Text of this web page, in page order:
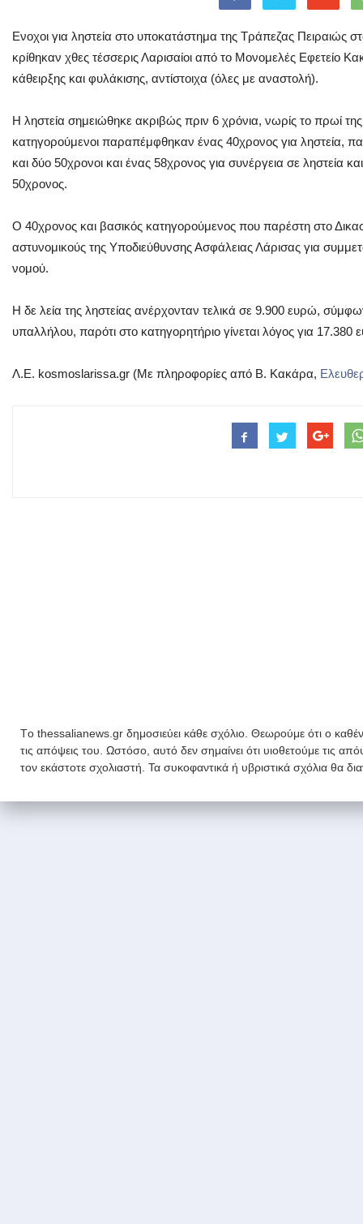
Eνοχοι για ληστεία στο υποκατάστημα της Τράπεζας
κρίθηκαν χθες τέσσερις Λαρισαίοι από το Μονομελές Εφετείο
κάθειρξης και φυλάκισης, αντίστοιχα (όλες με αναστολή).
Η ληστεία σημειώθηκε ακριβώς πριν 6 χρόνια, νωρίς το πρωί
κατηγορούμενοι παραπέμφθηκαν ένας 40χρονος για ληστεία,
και δύο 50χρονοι και ένας 58χρονος για συνέργεια σε ληστεία
50χρονος.
Ο 40χρονος και βασικός κατηγορούμενος που παρέστη στο
αστυνομικούς της Υποδιεύθυνσης Ασφάλειας Λάρισας για
νομού.
Η δε λεία της ληστείας ανέρχονταν τελικά σε 9.900 ευρώ,
υπαλλήλου, παρότι στο κατηγορητήριο γίνεται λόγος για 17.380
Λ.Ε. kosmoslarissa.gr (Με πληροφορίες από Β. Κακάρα,
Tο thessalianews.gr δημοσιεύει κάθε σχόλιο. Θεωρούμε ότι ο
τις απόψεις του. Ωστόσο, αυτό δεν σημαίνει ότι υιοθετούμε τις
τον εκάστοτε σχολιαστή. Τα συκοφαντικά ή υβριστικά σχόλια θα